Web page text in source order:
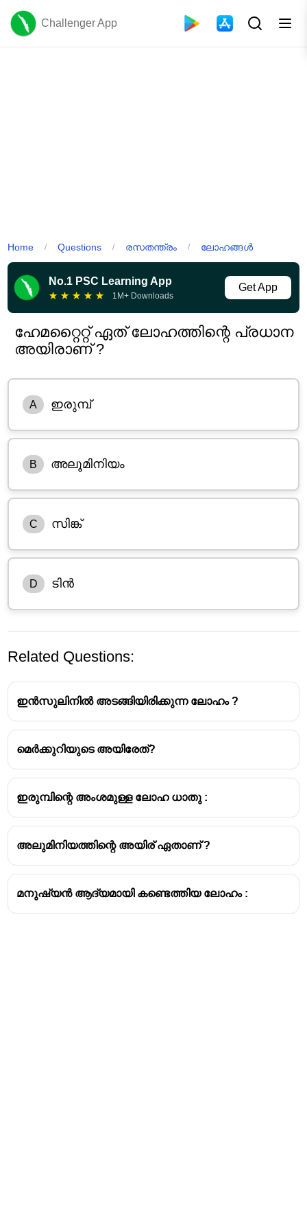
Challenger App
Home / Questions / രസതന്ത്രം / ലോഹങ്ങൾ
No.1 PSC Learning App
★ ★ ★ ★ ★ 1M+ Downloads
Get App
ഹേമറ്റൈറ്റ് ഏത് ലോഹത്തിന്റെ പ്രധാന
അയിരാണ് ?
A ഇരുമ്പ്
B അലൂമിനിയം
C സിങ്ക്
D ടിൻ
Related Questions:
ഇൻസുലിനിൽ അടങ്ങിയിരിക്കുന്ന ലോഹം ?
മെർക്കുറിയുടെ അയിരേത്?
ഇരുമ്പിന്റെ അംശമുള്ള ലോഹ ധാതു :
അലുമിനിയത്തിന്റെ അയിര് ഏതാണ് ?
മനുഷ്യൻ ആദ്യമായി കണ്ടെത്തിയ ലോഹം :